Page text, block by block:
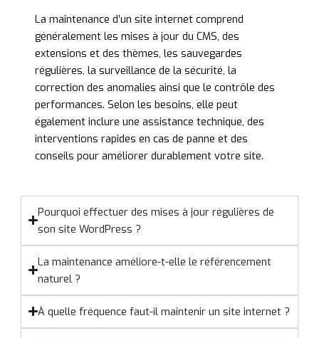
La maintenance d’un site internet comprend
généralement les mises à jour du CMS, des
extensions et des thèmes, les sauvegardes
régulières, la surveillance de la sécurité, la
correction des anomalies ainsi que le contrôle des
performances. Selon les besoins, elle peut
également inclure une assistance technique, des
interventions rapides en cas de panne et des
conseils pour améliorer durablement votre site.
Pourquoi effectuer des mises à jour régulières de
son site WordPress ?
La maintenance améliore-t-elle le référencement
naturel ?
À quelle fréquence faut-il maintenir un site internet ?